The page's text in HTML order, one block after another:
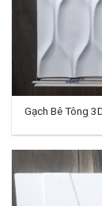
Gạch Bê Tông